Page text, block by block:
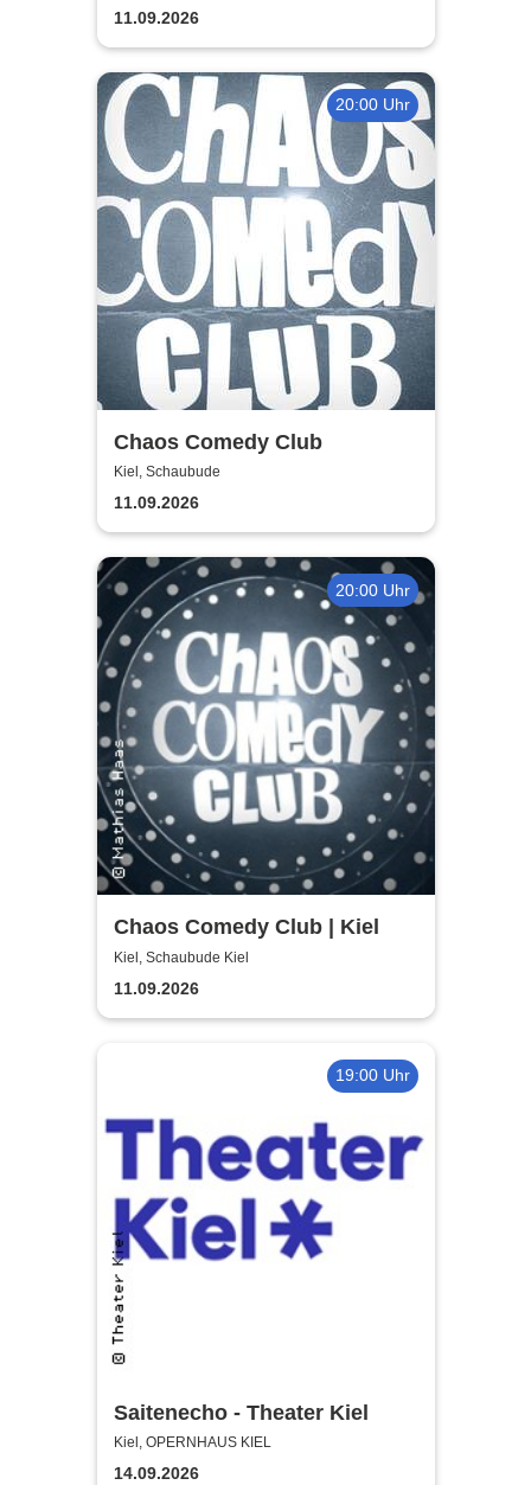
11.09.2026
20:00 Uhr
Chaos Comedy Club
Kiel, Schaubude
11.09.2026
20:00 Uhr
Chaos Comedy Club | Kiel
Kiel, Schaubude Kiel
11.09.2026
19:00 Uhr
Saitenecho - Theater Kiel
Kiel, OPERNHAUS KIEL
14.09.2026